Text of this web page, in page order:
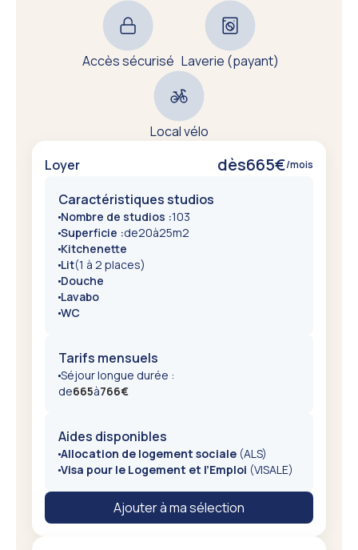
Accès sécurisé Laverie (payant)
Local vélo
Loyer dès665€/mois
Caractéristiques studios
Nombre de studios :103
Superficie :de20à25m2
Kitchenette
Lit(1 à 2 places)
Douche
Lavabo
WC
Tarifs mensuels
Séjour longue durée :
de665à766€
Aides disponibles
Allocation de logement sociale (ALS)
Visa pour le Logement et l’Emploi (VISALE)
Ajouter à ma sélection